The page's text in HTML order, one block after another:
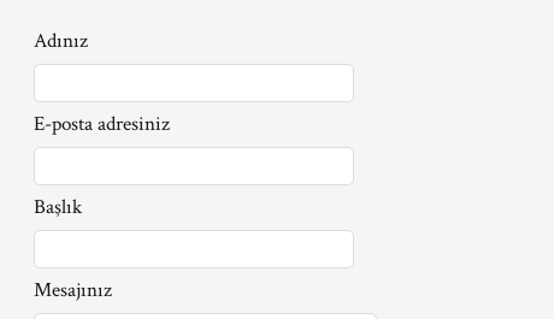
Adınız
E-posta adresiniz
Başlık
Mesajınız